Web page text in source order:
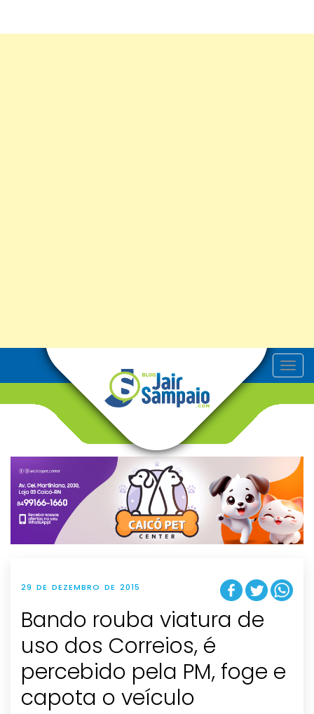
T
o
v
g
t
i
o
n
29 DE DEZEMBRO DE 2015
Bando rouba viatura de
uso dos Correios, é
percebido pela PM, foge e
capota o veículo